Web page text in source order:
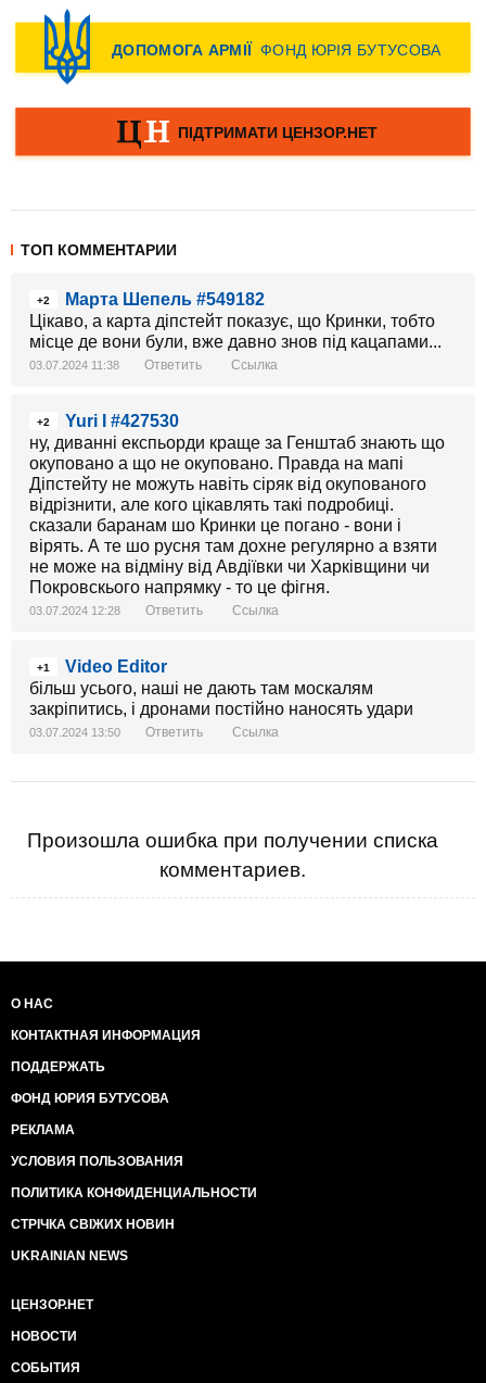
ТОП КОММЕНТАРИИ
+2
Марта Шепель #549182
Цікаво, а карта діпстейт показує, що Кринки, тобто
місце де вони були, вже давно знов під кацапами...
03.07.2024 11:38 Ответить Ссылка
+2
Yuri I #427530
ну, диванні експьорди краще за Генштаб знають що
окуповано а що не окуповано. Правда на мапі
Діпстейту не можуть навіть сіряк від окупованого
відрізнити, але кого цікавлять такі подробиці.
сказали баранам шо Кринки це погано - вони і
вірять. А те шо русня там дохне регулярно а взяти
не може на відміну від Авдіївки чи Харківщини чи
Покровскього напрямку - то це фігня.
03.07.2024 12:28 Ответить Ссылка
+1
Video Editor
більш усього, наші не дають там москалям
закріпитись, і дронами постійно наносять удари
03.07.2024 13:50 Ответить Ссылка
Произошла ошибка при получении списка
комментариев.
О НАС
КОНТАКТНАЯ ИНФОРМАЦИЯ
ПОДДЕРЖАТЬ
ФОНД ЮРИЯ БУТУСОВА
РЕКЛАМА
УСЛОВИЯ ПОЛЬЗОВАНИЯ
ПОЛИТИКА КОНФИДЕНЦИАЛЬНОСТИ
СТРІЧКА СВІЖИХ НОВИН
UKRAINIAN NEWS
ЦЕНЗОР.НЕТ
НОВОСТИ
СОБЫТИЯ